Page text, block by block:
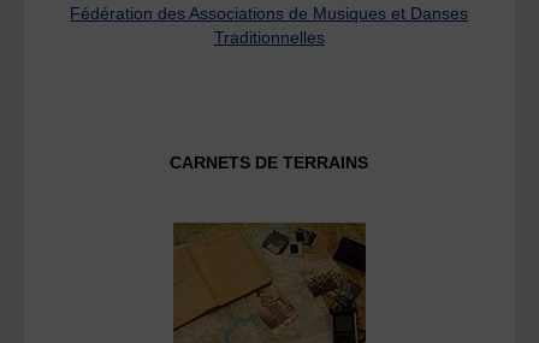
Fédération des Associations de Musiques et Danses
Traditionnelles
CARNETS DE TERRAINS